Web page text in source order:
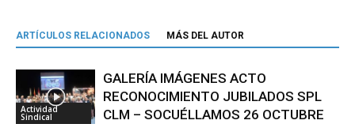
ARTÍCULOS RELACIONADOS MÁS DEL AUTOR
Actividad
Sindical
GALERÍA IMÁGENES ACTO
RECONOCIMIENTO JUBILADOS SPL
CLM – SOCUÉLLAMOS 26 OCTUBRE